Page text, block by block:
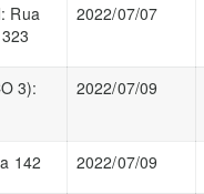
Rua
2022/07/07
3):
2022/07/09
142 2022/07/09